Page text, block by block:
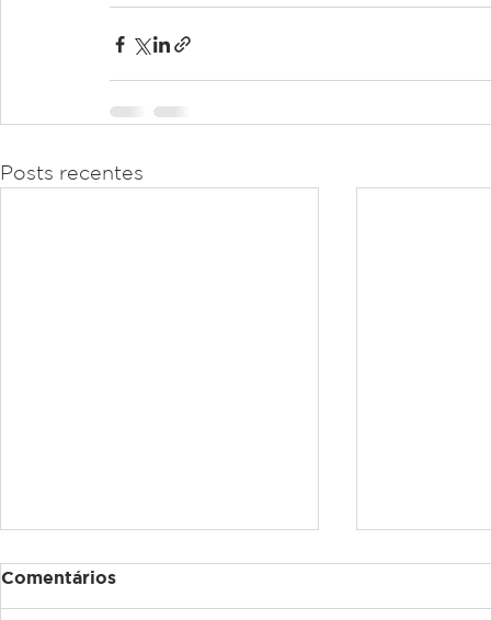
Posts recentes
Comentários